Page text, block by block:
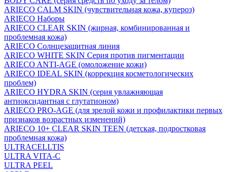
ARIECO CALM SKIN (чувствительная кожа, купероз)
ARIECO Наборы
ARIECO CLEAR SKIN (жирная, комбинированная и
проблемная кожа)
ARIECO Солнцезащитная линия
ARIECO WHITE SKIN Серия против пигментации
ARIECO ANTI-AGE (омоложение кожи)
ARIECO IDEAL SKIN (коррекция косметологических
проблем)
ARIECO HYDRA SKIN (серия увлажняющая
антиоксидантная с глутатионом)
ARIECO PRO-AGE (для зрелой кожи и профилактики первых
признаков возрастных изменений)
ARIECO 10+ CLEAR SKIN TEEN (детская, подростковая
проблемная кожа)
ULTRACELLTIS
ULTRA VITA-C
ULTRA PEEL